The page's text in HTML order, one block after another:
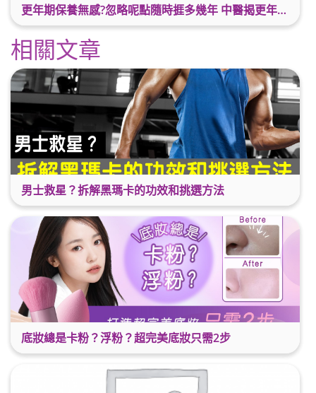
更年期保養無感?忽略呢點隨時捱多幾年 中醫揭更年保養關鍵 輕鬆舒適渡過更年期
相關文章
男士救星？拆解黑瑪卡的功效和挑選方法
底妝總是卡粉？浮粉？超完美底妝只需2步